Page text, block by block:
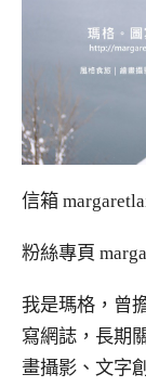
信箱
粉絲專頁
我是瑪格，曾
寫網誌，長期
畫攝影、文字